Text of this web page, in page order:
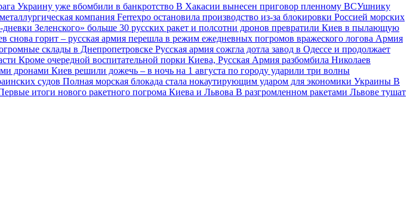
Украину уже вбомбили в банкротство В Хакасии вынесен приговор пленному ВСУшнику
компания Ferrexpo остановила производство из-за блокировки Россией морских
Зеленского» больше 30 русских ракет и полсотни дронов превратили Киев в пылающую
снова горит – русская армия перешла в режим ежедневных погромов вражеского логова Армия
склады в Днепропетровске Русская армия сожгла дотла завод в Одессе и продолжает
Кроме очередной воспитательной порки Киева, Русская Армия разбомбила Николаев
дронами Киев решили дожечь – в ночь на 1 августа по городу ударили три волны
судов Полная морская блокада стала нокаутирующим ударом для экономики Украины В
итоги нового ракетного погрома Киева и Львова В разгромленном ракетами Львове тушат